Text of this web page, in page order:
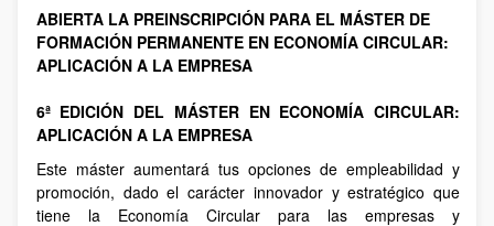
ABIERTA LA PREINSCRIPCIÓN PARA EL MÁSTER DE
FORMACIÓN PERMANENTE EN ECONOMÍA CIRCULAR:
APLICACIÓN A LA EMPRESA
6ª EDICIÓN DEL MÁSTER EN ECONOMÍA CIRCULAR:
APLICACIÓN A LA EMPRESA
Este máster aumentará tus opciones de empleabilidad y
promoción, dado el carácter innovador y estratégico que
tiene la Economía Circular para las empresas y